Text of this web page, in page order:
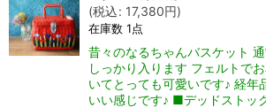
(税込: 17,380円)
在庫数 1点
昔々のなるちゃんバスケット
しっかり入ります フェルトで
いてとっても可愛いです♪ 経年
いい感じです♪ ■デッドスト